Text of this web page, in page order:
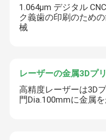
1.064μm デジタル
ク義歯の印刷のため
械
レーザーの金属3Dプ
高精度レーザーは3D
門Dia.100mmに金属